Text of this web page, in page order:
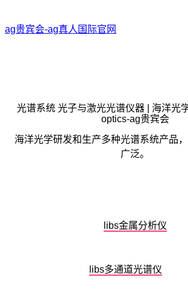
ag贵宾会-ag真人国际官网
光谱系统 光子与激光光谱仪器 | 海洋光
optics-ag贵宾会
海洋光学研发和生产多种光谱系统产品
广泛。
libs金属分析仪
libs多通道光谱仪